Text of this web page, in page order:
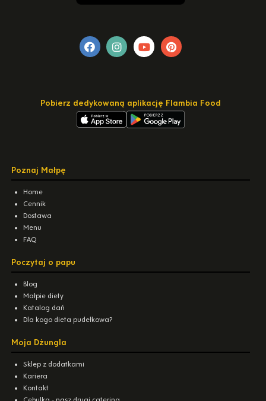
Pobierz dedykowaną aplikację Flambia Food
Poznaj Małpę
Home
Cennik
Dostawa
Menu
FAQ
Poczytaj o papu
Blog
Małpie diety
Katalog dań
Dla kogo dieta pudełkowa?
Moja Dżungla
Sklep z dodatkami
Kariera
Kontakt